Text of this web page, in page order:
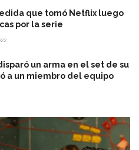
que tomó Netflix luego
por la serie
un arma en el set de su
a un miembro del equipo